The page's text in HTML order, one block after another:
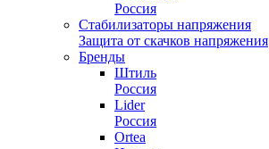
Россия
Стабилизаторы напряжения
Защита от скачков напряжения
Бренды
Штиль
Россия
Lider
Россия
Ortea